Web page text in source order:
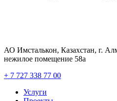
АО Имсталькон, Казахстан, г.
нежилое помещение 58а
+ 7 727 338 77 00
Услуги